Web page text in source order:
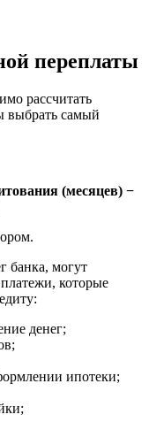
переплаты
рассчитать
выбрать самый
(месяцев) −
банка, могут
которые
денег;
ипотеки;